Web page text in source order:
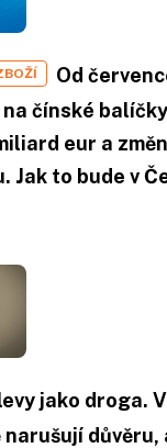
Od
čínské
eur a
Jak to bude v
jako droga.
důvěru,